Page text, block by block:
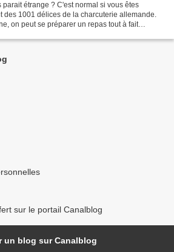
parait étrange ? C'est normal si vous êtes
des 1001 délices de la charcuterie allemande.
on peut se préparer un repas tout à fait
sur le portail Canalblog
un blog sur Canalblog